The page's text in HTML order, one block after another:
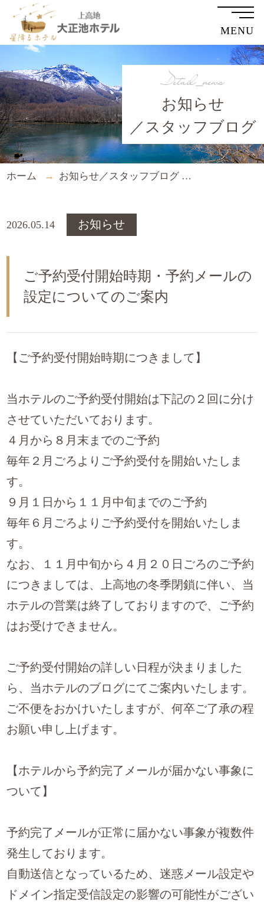
MENU
お知らせ
／スタッフブログ
Detail_news
ホーム お知らせ／スタッフブログ
2026.05.14 お知らせ
ご予約受付開始時期・予約メールの
設定についてのご案内
【ご予約受付開始時期につきまして】
当ホテルのご予約受付開始は下記の２回に分け
させていただいております。
４月から８月末までのご予約
毎年２月ごろよりご予約受付を開始いたしま
す。
９月１日から１１月中旬までのご予約
毎年６月ごろよりご予約受付を開始いたしま
す。
なお、１１月中旬から４月２０日ごろのご予約
につきましては、上高地の冬季閉鎖に伴い、当
ホテルの営業は終了しておりますので、ご予約
はお受けできません。
ご予約受付開始の詳しい日程が決まりました
ら、当ホテルのブログにてご案内いたします。
ご不便をおかけいたしますが、何卒ご了承の程
お願い申し上げます。
【ホテルから予約完了メールが届かない事象に
ついて】
予約完了メールが正常に届かない事象が複数件
発生しております。
自動送信となっているため、迷惑メール設定や
ドメイン指定受信設定の影響の可能性がござい